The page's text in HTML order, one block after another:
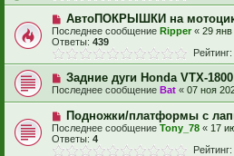
АвтоПОКРЫШКИ на
Последнее сообщение Ripper« 29 янв
Ответы: 439
Задние дуги Honda VTX-1800
Последнее сообщение Bat « 07 ноя
Подножки/платформы с
Последнее сообщение Tony_78 « 17
Ответы: 4